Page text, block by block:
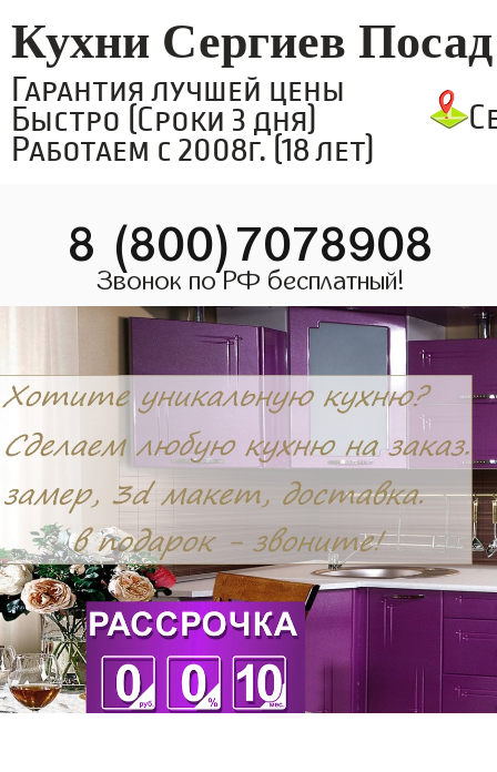
Кухни Сергиев Посад
Гарантия лучшей цены
Быстро (Сроки 3 дня)
Работаем с 2008г. (18 лет)
8 (800)7078908
Звонок по РФ бесплатный!